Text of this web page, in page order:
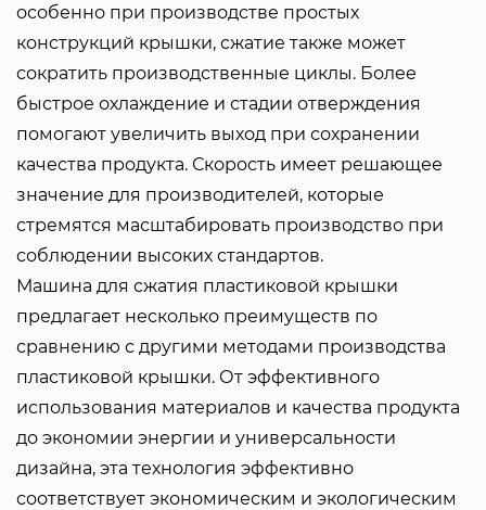
особенно при производстве простых
конструкций крышки, сжатие также может
сократить производственные циклы. Более
быстрое охлаждение и стадии отверждения
помогают увеличить выход при сохранении
качества продукта. Скорость имеет решающее
значение для производителей, которые
стремятся масштабировать производство при
соблюдении высоких стандартов.
Машина для сжатия пластиковой крышки
предлагает несколько преимуществ по
сравнению с другими методами производства
пластиковой крышки. От эффективного
использования материалов и качества продукта
до экономии энергии и универсальности
дизайна, эта технология эффективно
соответствует экономическим и экологическим